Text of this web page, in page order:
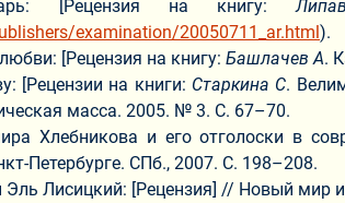
[Рецензия на книгу:
examination/20050711_ar.html).
[Рецензия на книгу: Башлачев А.
[Рецензии на книги: Старкина С.
масса. 2005. № 3. С. 67–70.
Хлебникова и его отголоски в
Петербурге. СПб., 2007. С. 198–208.
Эль Лисицкий: [Рецензия] // Новый мир